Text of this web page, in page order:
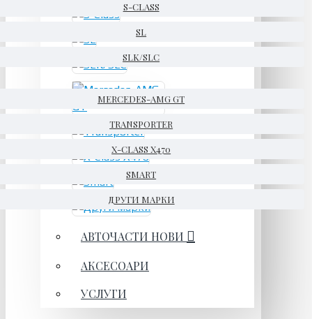
S-CLASS
SL
SLK/SLC
MERCEDES-AMG GT
TRANSPORTER
X-CLASS X470
SMART
ДРУГИ МАРКИ
АВТОЧАСТИ НОВИ
АКСЕСОАРИ
УСЛУГИ